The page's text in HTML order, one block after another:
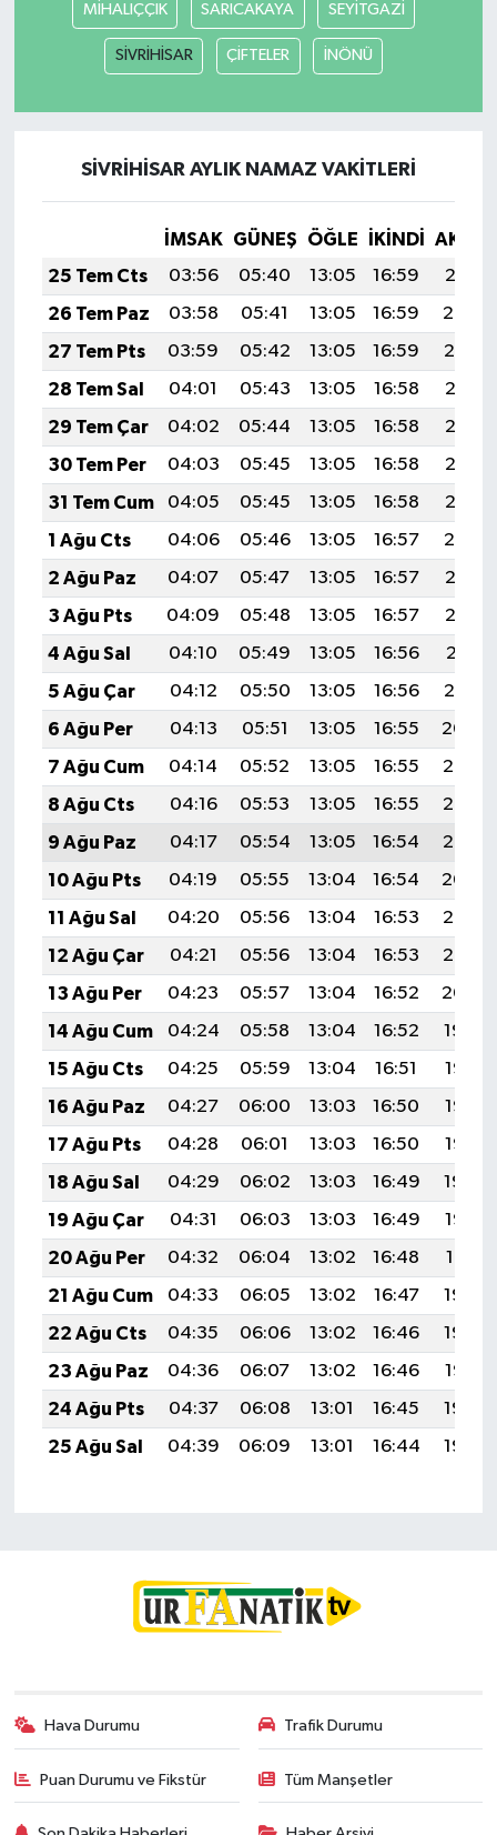
MİHALIÇÇIK SARICAKAYA SEYİTGAZİ
SİVRİHİSAR ÇİFTELER İNÖNÜ
SİVRİHİSAR AYLIK NAMAZ VAKITLERI
İMSAK GÜNEŞ ÖĞLE İKINDI
25 Tem Cts
03:56 05:40 13:05 16:59
20:21
26 Tem Paz
03:58 05:41 13:05 16:59
20:20
27 Tem Pts
03:59 05:42 13:05 16:59
20:19
28 Tem Sal
04:01 05:43 13:05 16:58
20:18
29 Tem Çar
04:02 05:44 13:05 16:58
20:17
30 Tem Per
04:03 05:45 13:05 16:58
20:16
31 Tem Cum
04:05 05:45 13:05 16:58
20:15
1 Ağu Cts
04:06 05:46 13:05 16:57
20:14
2 Ağu Paz
04:07 05:47 13:05 16:57
20:13
3 Ağu Pts
04:09 05:48 13:05 16:57
20:12
4 Ağu Sal
04:10 05:49 13:05 16:56
20:11
5 Ağu Çar
04:12 05:50 13:05 16:56
20:10
6 Ağu Per
04:13 05:51 13:05 16:55
20:09
7 Ağu Cum
04:14 05:52 13:05 16:55
20:08
8 Ağu Cts
04:16 05:53 13:05 16:55
20:07
9 Ağu Paz
04:17 05:54 13:05 16:54
20:05
10 Ağu Pts
04:19 05:55 13:04 16:54
20:04
11 Ağu Sal
04:20 05:56 13:04 16:53
20:03
12 Ağu Çar
04:21 05:56 13:04 16:53
20:02
13 Ağu Per
04:23 05:57 13:04 16:52
20:00
14 Ağu Cum
04:24 05:58 13:04 16:52
19:59
15 Ağu Cts
04:25 05:59 13:04 16:51
19:58
16 Ağu Paz
04:27 06:00 13:03 16:50
19:56
17 Ağu Pts
04:28 06:01 13:03 16:50
19:55
18 Ağu Sal
04:29 06:02 13:03 16:49
19:54
19 Ağu Çar
04:31 06:03 13:03 16:49
19:52
20 Ağu Per
04:32 06:04 13:02 16:48
19:51
21 Ağu Cum
04:33 06:05 13:02 16:47
19:50
22 Ağu Cts
04:35 06:06 13:02 16:46
19:48
23 Ağu Paz
04:36 06:07 13:02 16:46
19:47
24 Ağu Pts
04:37 06:08 13:01 16:45
19:45
25 Ağu Sal
04:39 06:09 13:01 16:44 19:44
Hava Durumu Trafik Durumu
Puan Durumu ve Fikstür Tüm Manşetler